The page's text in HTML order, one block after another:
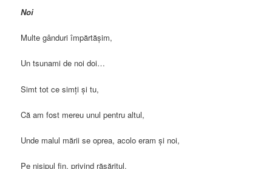
Noi
Multe gânduri împărtășim,
Un tsunami de noi doi…
Simt tot ce simți și tu,
Că am fost mereu unul pentru altul,
Unde malul mării se oprea, acolo eram și noi,
Pe nisipul fin, privind răsăritul.